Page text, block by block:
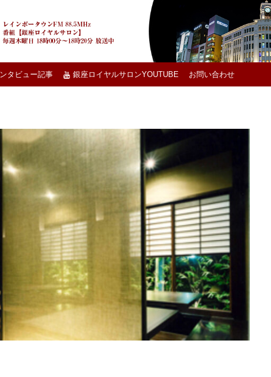
タビュー記事 銀座ロイヤルサロンYOUTUBE お問い合わせ